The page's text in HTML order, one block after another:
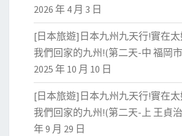
2026 年 4 月 3 日
[日本旅遊]日本九州九天行!實在
我們回家的九州!(第二天-中 福岡
2025 年 10 月 10 日
[日本旅遊]日本九州九天行!實在
我們回家的九州!(第二天-上 王貞
年 9 月 29 日